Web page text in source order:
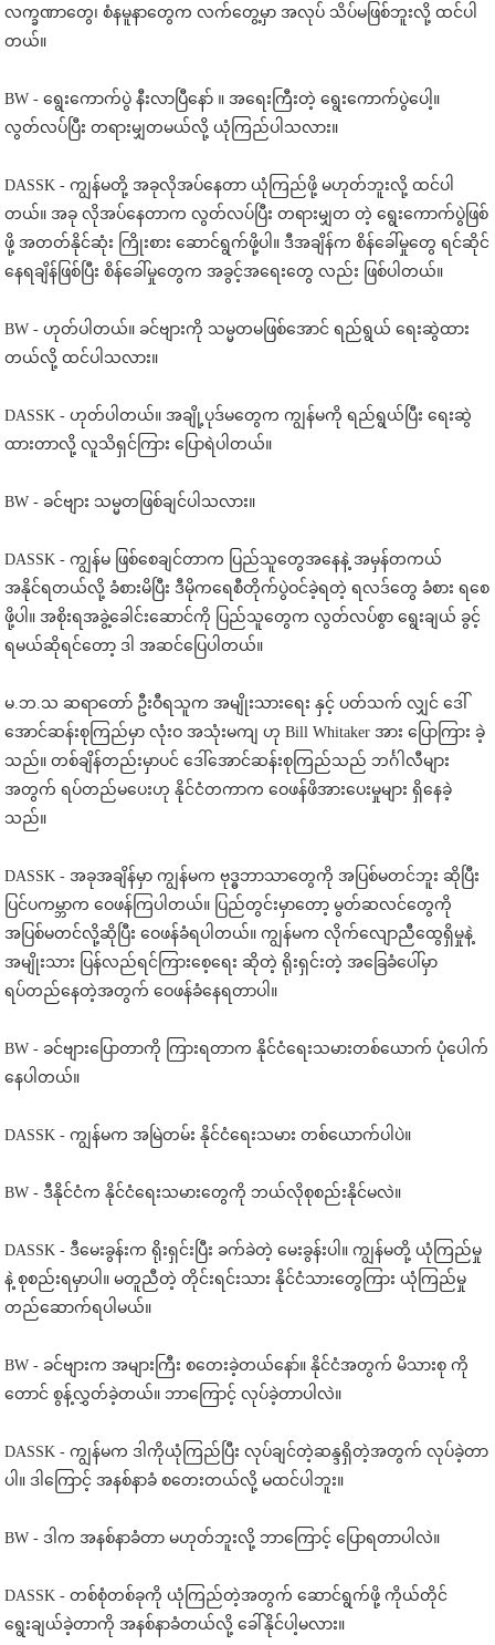
လက္ခဏာတွေ၊ စံနမူနာတွေက လက်တွေ့မှာ အလုပ် သိပ်မဖြစ်ဘူးလို့ ထင်ပါ
တယ်။
BW - ရွေးကောက်ပွဲ နီးလာပြီနော် ။ အရေးကြီးတဲ့ ရွေးကောက်ပွဲပေါ့။
လွတ်လပ်ပြီး တရားမျှတမယ်လို့ ယုံကြည်ပါသလား။
DASSK - ကျွန်မတို့ အခုလိုအပ်နေတာ ယုံကြည်ဖို့ မဟုတ်ဘူးလို့ ထင်ပါ
တယ်။ အခု လိုအပ်နေတာက လွတ်လပ်ပြီး တရားမျှတ တဲ့ ရွေးကောက်ပွဲဖြစ်
ဖို့ အတတ်နိုင်ဆုံး ကြိုးစား ဆောင်ရွက်ဖို့ပါ။ ဒီအချိန်က စိန်ခေါ်မှုတွေ ရင်ဆိုင်
နေရချိန်ဖြစ်ပြီး စိန်ခေါ်မှုတွေက အခွင့်အရေးတွေ လည်း ဖြစ်ပါတယ်။
BW - ဟုတ်ပါတယ်။ ခင်ဗျားကို သမ္မတမဖြစ်အောင် ရည်ရွယ် ရေးဆွဲထား
တယ်လို့ ထင်ပါသလား။
DASSK - ဟုတ်ပါတယ်။ အချို့ပုဒ်မတွေက ကျွန်မကို ရည်ရွယ်ပြီး ရေးဆွဲ
ထားတာလို့ လူသိရှင်ကြား ပြောရဲပါတယ်။
BW - ခင်ဗျား သမ္မတဖြစ်ချင်ပါသလား။
DASSK - ကျွန်မ ဖြစ်စေချင်တာက ပြည်သူတွေအနေနဲ့ အမှန်တကယ်
အနိုင်ရတယ်လို့ ခံစားမိပြီး ဒီမိုကရေစီတိုက်ပွဲဝင်ခဲ့ရတဲ့ ရလဒ်တွေ ခံစား ရစေ
ဖို့ပါ။ အစိုးရအခွဲ့ခေါင်းဆောင်ကို ပြည်သူတွေက လွတ်လပ်စွာ ရွေးချယ် ခွင့်
ရမယ်ဆိုရင်တော့ ဒါ အဆင်ပြေပါတယ်။
မ.ဘ.သ ဆရာတော် ဦးဝီရသူက အမျိုးသားရေး နှင့် ပတ်သက် လျှင် ဒေါ်
အောင်ဆန်းစုကြည်မှာ လုံးဝ အသုံးမကျ ဟု Bill Whitaker အား ပြောကြား ခဲ့
သည်။ တစ်ချိန်တည်းမှာပင် ဒေါ်အောင်ဆန်းစုကြည်သည် ဘင်္ဂါလီများ
အတွက် ရပ်တည်မပေးဟု နိုင်ငံတကာက ဝေဖန်ဖိအားပေးမှုများ ရှိနေခဲ့
သည်။
DASSK - အခုအချိန်မှာ ကျွန်မက ဗုဒ္ဓဘာသာတွေကို အပြစ်မတင်ဘူး ဆိုပြီး
ပြင်ပကမ္ဘာက ဝေဖန်ကြပါတယ်။ ပြည်တွင်းမှာတော့ မွတ်ဆလင်တွေကို
အပြစ်မတင်လို့ဆိုပြီး ဝေဖန်ခံရပါတယ်။ ကျွန်မက လိုက်လျောညီထွေရှိမှုနဲ့
အမျိုးသား ပြန်လည်ရင်ကြားစေ့ရေး ဆိုတဲ့ ရိုးရှင်းတဲ့ အခြေခံပေါ်မှာ
ရပ်တည်နေတဲ့အတွက် ဝေဖန်ခံနေရတာပါ။
BW - ခင်ဗျားပြောတာကို ကြားရတာက နိုင်ငံရေးသမားတစ်ယောက် ပုံပေါက်
နေပါတယ်။
DASSK - ကျွန်မက အမြဲတမ်း နိုင်ငံရေးသမား တစ်ယောက်ပါပဲ။
BW - ဒီနိုင်ငံက နိုင်ငံရေးသမားတွေကို ဘယ်လိုစုစည်းနိုင်မလဲ။
DASSK - ဒီမေးခွန်းက ရိုးရှင်းပြီး ခက်ခဲတဲ့ မေးခွန်းပါ။ ကျွန်မတို့ ယုံကြည်မှု
နဲ့ စုစည်းရမှာပါ။ မတူညီတဲ့ တိုင်းရင်းသား နိုင်ငံသားတွေကြား ယုံကြည်မှု
တည်ဆောက်ရပါမယ်။
BW - ခင်ဗျားက အများကြီး စတေးခဲ့တယ်နော်။ နိုင်ငံအတွက် မိသားစု ကို
တောင် စွန့်လွှတ်ခဲ့တယ်။ ဘာကြောင့် လုပ်ခဲ့တာပါလဲ။
DASSK - ကျွန်မက ဒါကိုယုံကြည်ပြီး လုပ်ချင်တဲ့ဆန္ဒရှိတဲ့အတွက် လုပ်ခဲ့တာ
ပါ။ ဒါကြောင့် အနစ်နာခံ စတေးတယ်လို့ မထင်ပါဘူး။
BW - ဒါက အနစ်နာခံတာ မဟုတ်ဘူးလို့ ဘာကြောင့် ပြောရတာပါလဲ။
DASSK - တစ်စုံတစ်ခုကို ယုံကြည်တဲ့အတွက် ဆောင်ရွက်ဖို့ ကိုယ်တိုင်
ရွေးချယ်ခဲ့တာကို အနစ်နာခံတယ်လို့ ခေါ်နိုင်ပါ့မလား။